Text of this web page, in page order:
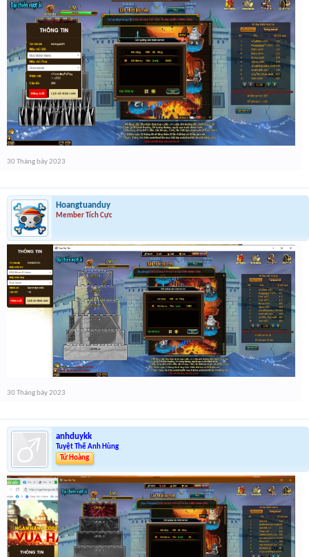
30 Tháng bảy 2023
Hoangtuanduy
Member Tích Cực
30 Tháng bảy 2023
anhduykk
Tuyệt Thế Anh Hùng
Tứ Hoàng